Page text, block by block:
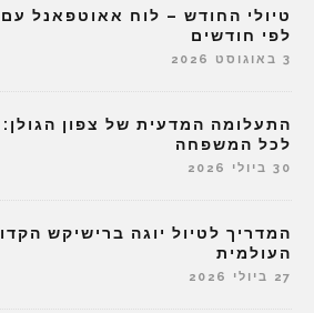
טיולי החודש – לוח אאוטפאנל
לפי חודשים
3 באוגוסט 2026
התעלומה המדעית של צפון
לכל המשפחה
30 ביולי 2026
המדריך לטיול יוגה ברישיקש
העולמית
27 ביולי 2026